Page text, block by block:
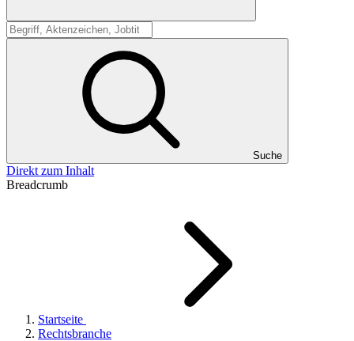
Suche
Suche
Direkt zum Inhalt
Breadcrumb
Startseite
Rechtsbranche